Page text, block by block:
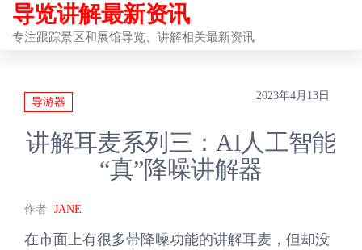
前
往
导览讲解最新资讯
专注跟踪景区和展馆导览、讲解相关最新资讯
导游器
2023年4月13日
讲解耳麦系列三：AI人工智能
“真”降噪讲解器
作者 JANE
在市面上有很多带降噪功能的讲解耳麦，但却没